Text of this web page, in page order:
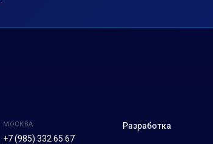
МОСКВА
+7 (985) 332 65 67
Разработка